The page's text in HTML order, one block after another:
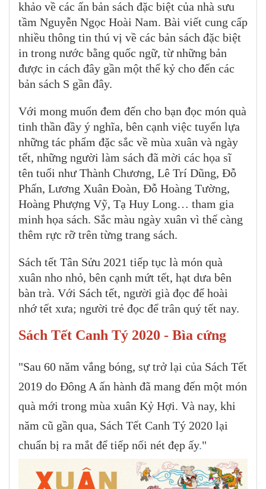
khảo về các ấn bản sách đặc biệt của nhà sưu
tầm Nguyễn Ngọc Hoài Nam. Bài viết cung cấp
nhiều thông tin thú vị về các bản sách đặc biệt
in trong nước bằng quốc ngữ, từ những bản
được in cách đây gần một thế kỷ cho đến các
bản sách S gần đây.
Với mong muốn đem đến cho bạn đọc món quà
tinh thần đầy ý nghĩa, bên cạnh việc tuyển lựa
những tác phẩm đặc sắc về mùa xuân và ngày
tết, những người làm sách đã mời các họa sĩ
tên tuổi như Thành Chương, Lê Trí Dũng, Đỗ
Phấn, Lương Xuân Đoàn, Đỗ Hoàng Tường,
Hoàng Phượng Vỹ, Tạ Huy Long… tham gia
minh họa sách. Sắc màu ngày xuân vì thế càng
thêm rực rỡ trên từng trang sách.
Sách tết Tân Sửu 2021 tiếp tục là món quà
xuân nho nhỏ, bên cạnh mứt tết, hạt dưa bên
bàn trà. Với Sách tết, người già đọc để hoài
nhớ tết xưa; người trẻ đọc để trân quý tết nay.
Sách Tết Canh Tý 2020 - Bìa cứng
"Sau 60 năm vắng bóng, sự trở lại của Sách Tết
2019 do Đông A ấn hành đã mang đến một món
quà mới trong mùa xuân Kỷ Hợi. Và nay, khi
năm cũ gần qua, Sách Tết Canh Tý 2020 lại
chuẩn bị ra mắt để tiếp nối nét đẹp ấy."